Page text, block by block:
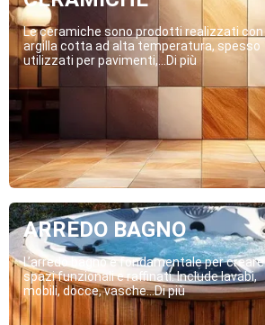
Le ceramiche sono prodotti realizzati con
argilla cotta ad alta temperatura, spesso
utilizzati per pavimenti,...Di più
ARREDO BAGNO
L’arredo bagno è fondamentale per creare
spazi funzionali e raffinati. Include lavabi,
mobili, docce, vasche...Di più